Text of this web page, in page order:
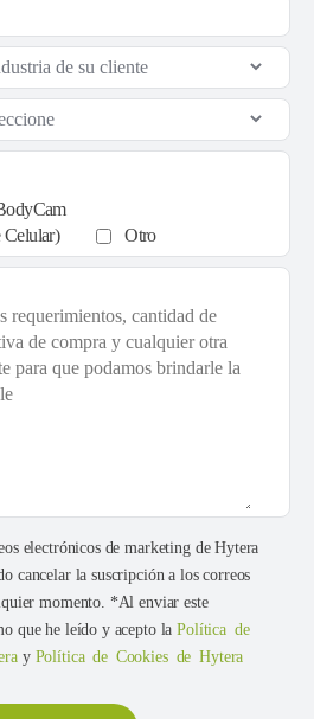
Celular)
Otro
electrónicos de marketing de Hytera
cancelar la suscripción a los correos
momento. *Al enviar este
que he leído y acepto laPolítica de
y Política de Cookies de Hytera